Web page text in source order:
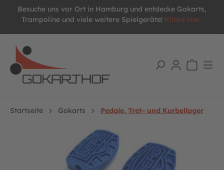
springen
Besuche uns vor Ort in Hamburg und entdecke Gokarts,
Trampoline und viele weitere Spielgeräte! Klicke hier.
Startseite Gokarts
Pedale, Tret- und Kurbellager
Bildergalerie überspringen